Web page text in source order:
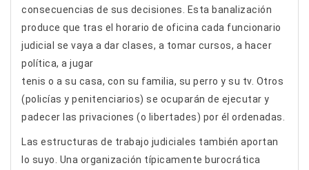
consecuencias de sus decisiones. Esta banalización
produce que tras el horario de oficina cada funcionario
judicial se vaya a dar clases, a tomar cursos, a hacer
política, a jugar
tenis o a su casa, con su familia, su perro y su tv. Otros
(policías y penitenciarios) se ocuparán de ejecutar y
padecer las privaciones (o libertades) por él ordenadas.
Las estructuras de trabajo judiciales también aportan
lo suyo. Una organización típicamente burocrática